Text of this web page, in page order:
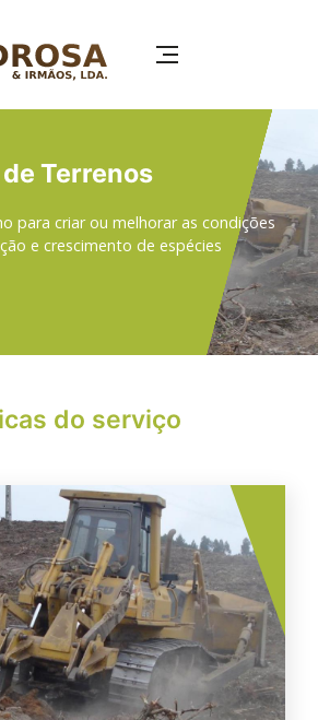
Terrenos
para criar ou melhorar as condições
e crescimento de espécies
do serviço